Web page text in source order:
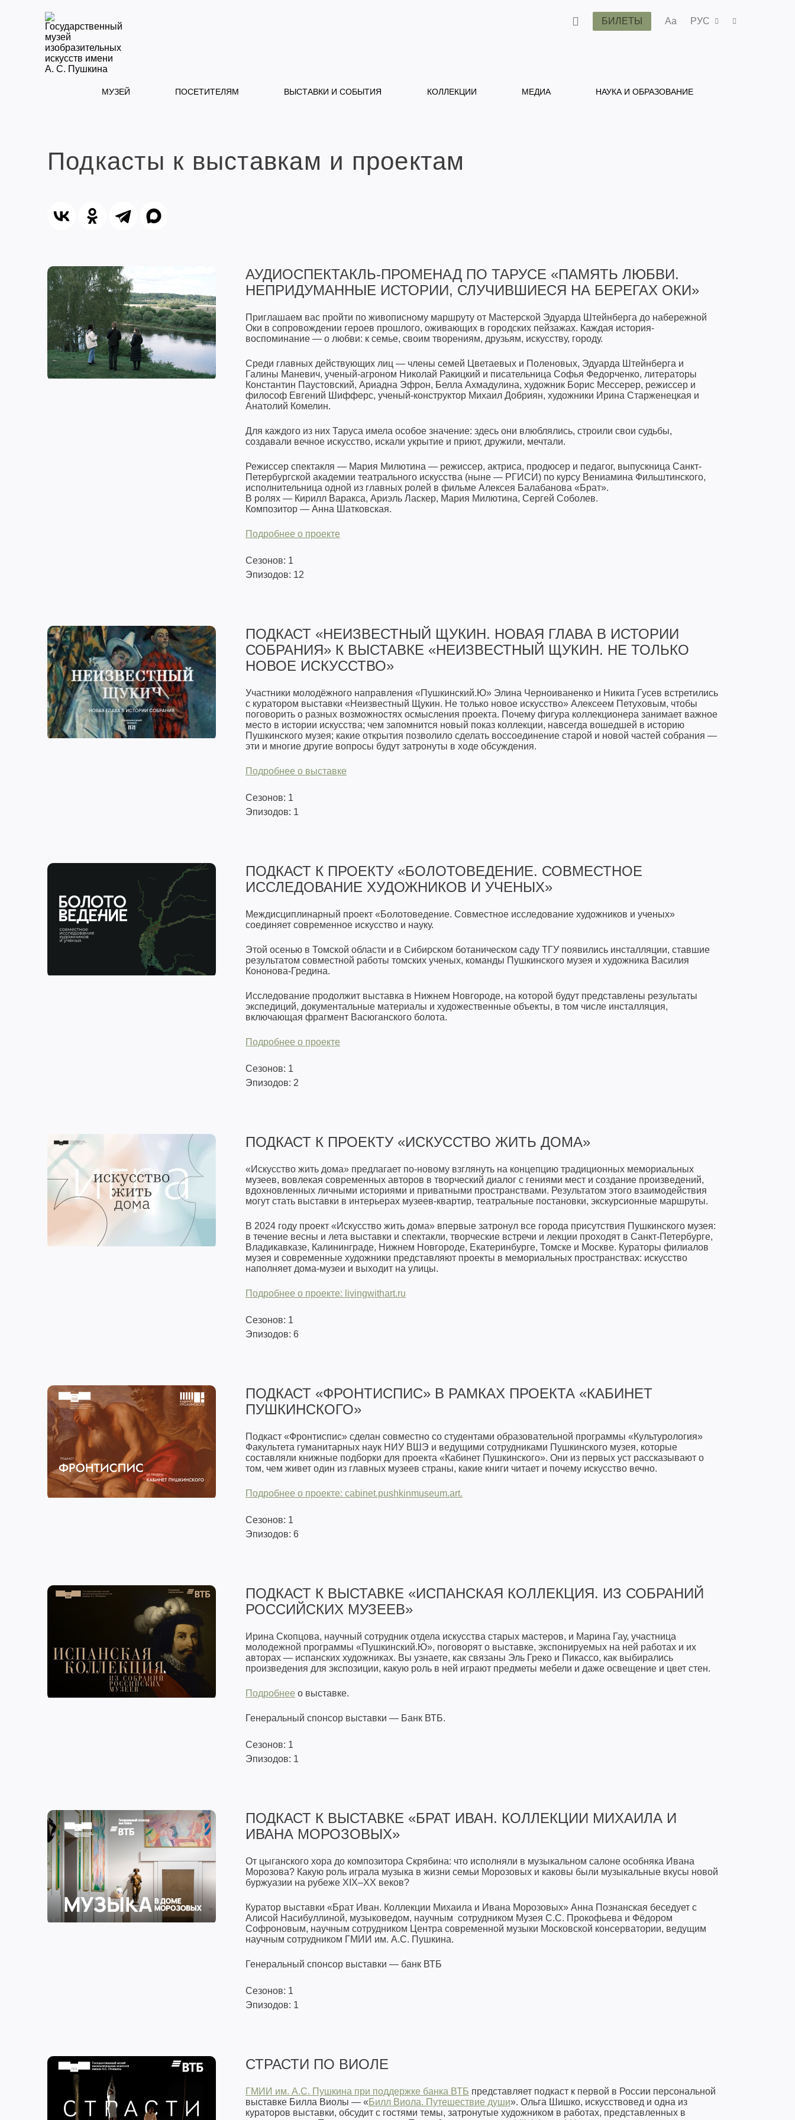
БИЛЕТЫ Aa РУС
МУЗЕЙ ПОСЕТИТЕЛЯМ ВЫСТАВКИ И СОБЫТИЯ КОЛЛЕКЦИИ МЕДИА НАУКА И ОБРАЗОВАНИЕ
Подкасты к выставкам и проектам
АУДИОСПЕКТАКЛЬ-ПРОМЕНАД ПО ТАРУСЕ «ПАМЯТЬ ЛЮБВИ.
НЕПРИДУМАННЫЕ ИСТОРИИ, СЛУЧИВШИЕСЯ НА БЕРЕГАХ ОКИ»
Приглашаем вас пройти по живописному маршруту от Мастерской Эдуарда Штейнберга до набережной
Оки в сопровождении героев прошлого, оживающих в городских пейзажах. Каждая история-
воспоминание — о любви: к семье, своим творениям, друзьям, искусству, городу.
Среди главных действующих лиц — члены семей Цветаевых и Поленовых, Эдуарда Штейнберга и
Галины Маневич, ученый-агроном Николай Ракицкий и писательница Софья Федорченко, литераторы
Константин Паустовский, Ариадна Эфрон, Белла Ахмадулина, художник Борис Мессерер, режиссер и
философ Евгений Шифферс, ученый-конструктор Михаил Добриян, художники Ирина Старженецкая и
Анатолий Комелин.
Для каждого из них Таруса имела особое значение: здесь они влюблялись, строили свои судьбы,
создавали вечное искусство, искали укрытие и приют, дружили, мечтали.
Режиссер спектакля — Мария Милютина — режиссер, актриса, продюсер и педагог, выпускница Санкт-
Петербургской академии театрального искусства (ныне — РГИСИ) по курсу Вениамина Фильштинского,
исполнительница одной из главных ролей в фильме Алексея Балабанова «Брат».
В ролях — Кирилл Варакса, Ариэль Ласкер, Мария Милютина, Сергей Соболев.
Композитор — Анна Шатковская.
Подробнее о проекте
Сезонов: 1
Эпизодов: 12
ПОДКАСТ «НЕИЗВЕСТНЫЙ ЩУКИН. НОВАЯ ГЛАВА В ИСТОРИИ
СОБРАНИЯ» К ВЫСТАВКЕ «НЕИЗВЕСТНЫЙ ЩУКИН. НЕ ТОЛЬКО
НОВОЕ ИСКУССТВО»
Участники молодёжного направления «Пушкинский.Ю» Элина Черноиваненко и Никита Гусев встретились
с куратором выставки «Неизвестный Щукин. Не только новое искусство» Алексеем Петуховым, чтобы
поговорить о разных возможностях осмысления проекта. Почему фигура коллекционера занимает важное
место в истории искусства; чем запомнится новый показ коллекции, навсегда вошедшей в историю
Пушкинского музея; какие открытия позволило сделать воссоединение старой и новой частей собрания —
эти и многие другие вопросы будут затронуты в ходе обсуждения.
Подробнее о выставке
Сезонов: 1
Эпизодов: 1
ПОДКАСТ К ПРОЕКТУ «БОЛОТОВЕДЕНИЕ. СОВМЕСТНОЕ
ИССЛЕДОВАНИЕ ХУДОЖНИКОВ И УЧЕНЫХ»
Междисциплинарный проект «Болотоведение. Совместное исследование художников и ученых»
соединяет современное искусство и науку.
Этой осенью в Томской области и в Сибирском ботаническом саду ТГУ появились инсталляции, ставшие
результатом совместной работы томских ученых, команды Пушкинского музея и художника Василия
Кононова-Гредина.
Исследование продолжит выставка в Нижнем Новгороде, на которой будут представлены результаты
экспедиций, документальные материалы и художественные объекты, в том числе инсталляция,
включающая фрагмент Васюганского болота.
Подробнее о проекте
Сезонов: 1
Эпизодов: 2
ПОДКАСТ К ПРОЕКТУ «ИСКУССТВО ЖИТЬ ДОМА»
«Искусство жить дома» предлагает по-новому взглянуть на концепцию традиционных мемориальных
музеев, вовлекая современных авторов в творческий диалог с гениями мест и создание произведений,
вдохновленных личными историями и приватными пространствами. Результатом этого взаимодействия
могут стать выставки в интерьерах музеев-квартир, театральные постановки, экскурсионные маршруты.
В 2024 году проект «Искусство жить дома» впервые затронул все города присутствия Пушкинского музея:
в течение весны и лета выставки и спектакли, творческие встречи и лекции проходят в Санкт-Петербурге,
Владикавказе, Калининграде, Нижнем Новгороде, Екатеринбурге, Томске и Москве. Кураторы филиалов
музея и современные художники представляют проекты в мемориальных пространствах: искусство
наполняет дома-музеи и выходит на улицы.
Подробнее о проекте: livingwithart.ru
Сезонов: 1
Эпизодов: 6
ПОДКАСТ «ФРОНТИСПИС» В РАМКАХ ПРОЕКТА «КАБИНЕТ
ПУШКИНСКОГО»
Подкаст «Фронтиспис» сделан совместно со студентами образовательной программы «Культурология»
Факультета гуманитарных наук НИУ ВШЭ и ведущими сотрудниками Пушкинского музея, которые
составляли книжные подборки для проекта «Кабинет Пушкинского». Они из первых уст рассказывают о
том, чем живет один из главных музеев страны, какие книги читает и почему искусство вечно.
Подробнее о проекте: cabinet.pushkinmuseum.art.
Сезонов: 1
Эпизодов: 6
ПОДКАСТ К ВЫСТАВКЕ «ИСПАНСКАЯ КОЛЛЕКЦИЯ. ИЗ СОБРАНИЙ
РОССИЙСКИХ МУЗЕЕВ»
Ирина Скопцова, научный сотрудник отдела искусства старых мастеров, и Марина Гау, участница
молодежной программы «Пушкинский.Ю», поговорят о выставке, экспонируемых на ней работах и их
авторах — испанских художниках. Вы узнаете, как связаны Эль Греко и Пикассо, как выбирались
произведения для экспозиции, какую роль в ней играют предметы мебели и даже освещение и цвет стен.
Подробнее о выставке.
Генеральный спонсор выставки — Банк ВТБ.
Сезонов: 1
Эпизодов: 1
ПОДКАСТ К ВЫСТАВКЕ «БРАТ ИВАН. КОЛЛЕКЦИИ МИХАИЛА И
ИВАНА МОРОЗОВЫХ»
От цыганского хора до композитора Скрябина: что исполняли в музыкальном салоне особняка Ивана
Морозова? Какую роль играла музыка в жизни семьи Морозовых и каковы были музыкальные вкусы новой
буржуазии на рубеже XIX–XX веков?
Куратор выставки «Брат Иван. Коллекции Михаила и Ивана Морозовых» Анна Познанская беседует с
Алисой Насибуллиной, музыковедом, научным cотрудником Музея С.С. Прокофьева и Фёдором
Софроновым, научным сотрудником Центра современной музыки Московской консерватории, ведущим
научным сотрудником ГМИИ им. А.С. Пушкина.
Генеральный спонсор выставки — банк ВТБ
Сезонов: 1
Эпизодов: 1
СТРАСТИ ПО ВИОЛЕ
ГМИИ им. А.С. Пушкина при поддержке банка ВТБ представляет подкаст к первой в России персональной
выставке Билла Виолы — «Билл Виола. Путешествие души». Ольга Шишко, искусствовед и одна из
кураторов выставки, обсудит с гостями темы, затронутые художником в работах, представленных в